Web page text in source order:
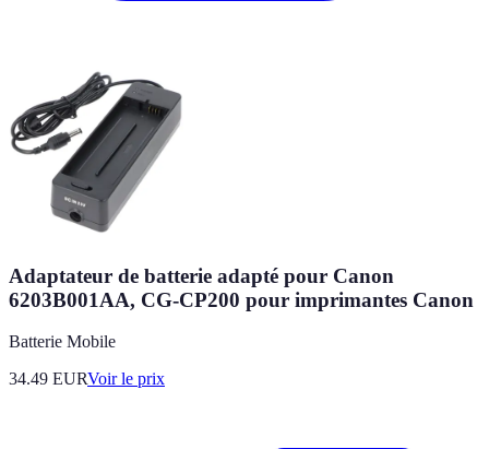
Adaptateur de batterie adapté pour Canon
6203B001AA, CG-CP200 pour imprimantes Canon
Batterie Mobile
34.49 EURVoir le prix